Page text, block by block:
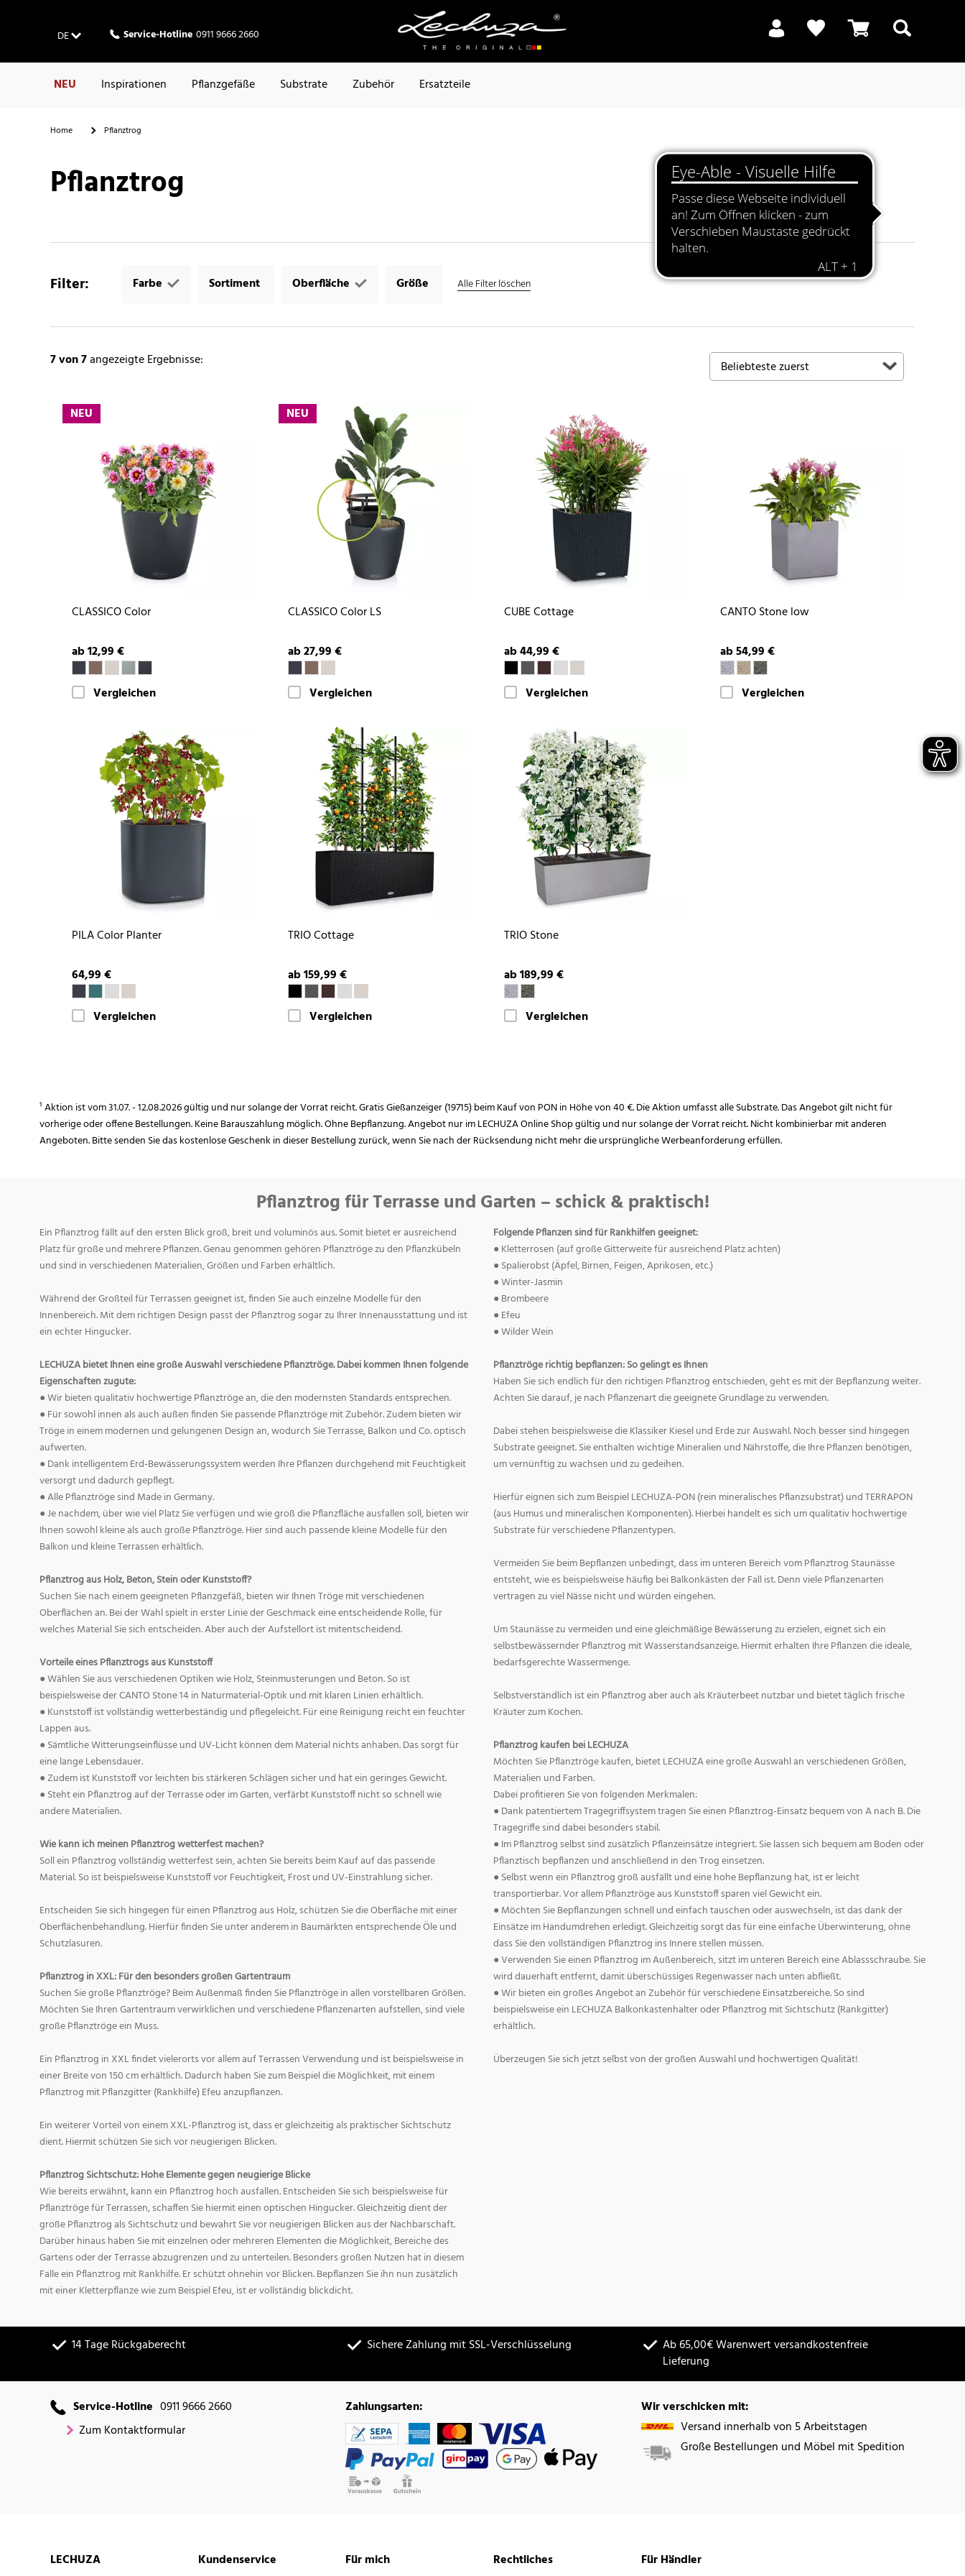
DE Service-Hotline 0911 9666 2660
NEU Inspirationen Pflanzgefäße Substrate Zubehör Ersatzteile
Suchen
Home Pflanztrog
Pflanztrog
Filter: Farbe Sortiment Oberfläche Größe Alle Filter löschen
7von 7angezeigte Ergebnisse:
NEU
CLASSICO Color
ab 12,99 €
Vergleichen
NEU
CLASSICO Color LS
ab 27,99 €
Vergleichen
CUBE Cottage
ab 44,99 €
Vergleichen
CANTO Stone low
ab 54,99 €
Vergleichen
PILA Color Planter
64,99 €
Vergleichen
TRIO Cottage
ab 159,99 €
Vergleichen
TRIO Stone
ab 189,99 €
Vergleichen
¹ Aktion ist vom 31.07. - 12.08.2026 gültig und nur solange der Vorrat reicht. Gratis Gießanzeiger (19715) beim Kauf von PON in Höhe von 40 €. Die Aktion umfasst alle Substrate. Das Angebot gilt nicht für
vorherige oder offene Bestellungen. Keine Barauszahlung möglich. Ohne Bepflanzung. Angebot nur im LECHUZA Online Shop gültig und nur solange der Vorrat reicht. Nicht kombinierbar mit anderen
Angeboten. Bitte senden Sie das kostenlose Geschenk in dieser Bestellung zurück, wenn Sie nach der Rücksendung nicht mehr die ursprüngliche Werbeanforderung erfüllen.
Pflanztrog für Terrasse und Garten – schick & praktisch!
Ein Pflanztrog fällt auf den ersten Blick groß, breit und voluminös aus. Somit bietet er ausreichend
Platz für große und mehrere Pflanzen. Genau genommen gehören Pflanztröge zu den Pflanzkübeln
und sind in verschiedenen Materialien, Größen und Farben erhältlich.
Während der Großteil für Terrassen geeignet ist, finden Sie auch einzelne Modelle für den
Innenbereich. Mit dem richtigen Design passt der Pflanztrog sogar zu Ihrer Innenausstattung und ist
ein echter Hingucker.
LECHUZA bietet Ihnen eine große Auswahl verschiedene Pflanztröge. Dabei kommen Ihnen folgende
Eigenschaften zugute:
● Wir bieten qualitativ hochwertige Pflanztröge an, die den modernsten Standards entsprechen.
● Für sowohl innen als auch außen finden Sie passende Pflanztröge mit Zubehör. Zudem bieten wir
Tröge in einem modernen und gelungenen Design an, wodurch Sie Terrasse, Balkon und Co. optisch
aufwerten.
● Dank intelligentem Erd-Bewässerungssystem werden Ihre Pflanzen durchgehend mit Feuchtigkeit
versorgt und dadurch gepflegt.
● Alle Pflanztröge sind Made in Germany.
● Je nachdem, über wie viel Platz Sie verfügen und wie groß die Pflanzfläche ausfallen soll, bieten wir
Ihnen sowohl kleine als auch große Pflanztröge. Hier sind auch passende kleine Modelle für den
Balkon und kleine Terrassen erhältlich.
Pflanztrog aus Holz, Beton, Stein oder Kunststoff?
Suchen Sie nach einem geeigneten Pflanzgefäß, bieten wir Ihnen Tröge mit verschiedenen
Oberflächen an. Bei der Wahl spielt in erster Linie der Geschmack eine entscheidende Rolle, für
welches Material Sie sich entscheiden. Aber auch der Aufstellort ist mitentscheidend.
Vorteile eines Pflanztrogs aus Kunststoff
● Wählen Sie aus verschiedenen Optiken wie Holz, Steinmusterungen und Beton. So ist
beispielsweise der CANTO Stone 14 in Naturmaterial-Optik und mit klaren Linien erhältlich.
● Kunststoff ist vollständig wetterbeständig und pflegeleicht. Für eine Reinigung reicht ein feuchter
Lappen aus.
● Sämtliche Witterungseinflüsse und UV-Licht können dem Material nichts anhaben. Das sorgt für
eine lange Lebensdauer.
● Zudem ist Kunststoff vor leichten bis stärkeren Schlägen sicher und hat ein geringes Gewicht.
● Steht ein Pflanztrog auf der Terrasse oder im Garten, verfärbt Kunststoff nicht so schnell wie
andere Materialien.
Wie kann ich meinen Pflanztrog wetterfest machen?
Soll ein Pflanztrog vollständig wetterfest sein, achten Sie bereits beim Kauf auf das passende
Material. So ist beispielsweise Kunststoff vor Feuchtigkeit, Frost und UV-Einstrahlung sicher.
Entscheiden Sie sich hingegen für einen Pflanztrog aus Holz, schützen Sie die Oberfläche mit einer
Oberflächenbehandlung. Hierfür finden Sie unter anderem in Baumärkten entsprechende Öle und
Schutzlasuren.
Pflanztrog in XXL: Für den besonders großen Gartentraum
Suchen Sie große Pflanztröge? Beim Außenmaß finden Sie Pflanztröge in allen vorstellbaren Größen.
Möchten Sie Ihren Gartentraum verwirklichen und verschiedene Pflanzenarten aufstellen, sind viele
große Pflanztröge ein Muss.
Ein Pflanztrog in XXL findet vielerorts vor allem auf Terrassen Verwendung und ist beispielsweise in
einer Breite von 150 cm erhältlich. Dadurch haben Sie zum Beispiel die Möglichkeit, mit einem
Pflanztrog mit Pflanzgitter (Rankhilfe) Efeu anzupflanzen.
Ein weiterer Vorteil von einem XXL-Pflanztrog ist, dass er gleichzeitig als praktischer Sichtschutz
dient. Hiermit schützen Sie sich vor neugierigen Blicken.
Pflanztrog Sichtschutz: Hohe Elemente gegen neugierige Blicke
Wie bereits erwähnt, kann ein Pflanztrog hoch ausfallen. Entscheiden Sie sich beispielsweise für
Pflanztröge für Terrassen, schaffen Sie hiermit einen optischen Hingucker. Gleichzeitig dient der
große Pflanztrog als Sichtschutz und bewahrt Sie vor neugierigen Blicken aus der Nachbarschaft.
Darüber hinaus haben Sie mit einzelnen oder mehreren Elementen die Möglichkeit, Bereiche des
Gartens oder der Terrasse abzugrenzen und zu unterteilen. Besonders großen Nutzen hat in diesem
Falle ein Pflanztrog mit Rankhilfe. Er schützt ohnehin vor Blicken. Bepflanzen Sie ihn nun zusätzlich
mit einer Kletterpflanze wie zum Beispiel Efeu, ist er vollständig blickdicht.
Folgende Pflanzen sind für Rankhilfen geeignet:
● Kletterrosen (auf große Gitterweite für ausreichend Platz achten)
● Spalierobst (Äpfel, Birnen, Feigen, Aprikosen, etc.)
● Winter-Jasmin
● Brombeere
● Efeu
● Wilder Wein
Pflanztröge richtig bepflanzen: So gelingt es Ihnen
Haben Sie sich endlich für den richtigen Pflanztrog entschieden, geht es mit der Bepflanzung weiter.
Achten Sie darauf, je nach Pflanzenart die geeignete Grundlage zu verwenden.
Dabei stehen beispielsweise die Klassiker Kiesel und Erde zur Auswahl. Noch besser sind hingegen
Substrate geeignet. Sie enthalten wichtige Mineralien und Nährstoffe, die Ihre Pflanzen benötigen,
um vernünftig zu wachsen und zu gedeihen.
Hierfür eignen sich zum Beispiel LECHUZA-PON (rein mineralisches Pflanzsubstrat) und TERRAPON
(aus Humus und mineralischen Komponenten). Hierbei handelt es sich um qualitativ hochwertige
Substrate für verschiedene Pflanzentypen.
Vermeiden Sie beim Bepflanzen unbedingt, dass im unteren Bereich vom Pflanztrog Staunässe
entsteht, wie es beispielsweise häufig bei Balkonkästen der Fall ist. Denn viele Pflanzenarten
vertragen zu viel Nässe nicht und würden eingehen.
Um Staunässe zu vermeiden und eine gleichmäßige Bewässerung zu erzielen, eignet sich ein
selbstbewässernder Pflanztrog mit Wasserstandsanzeige. Hiermit erhalten Ihre Pflanzen die ideale,
bedarfsgerechte Wassermenge.
Selbstverständlich ist ein Pflanztrog aber auch als Kräuterbeet nutzbar und bietet täglich frische
Kräuter zum Kochen.
Pflanztrog kaufen bei LECHUZA
Möchten Sie Pflanztröge kaufen, bietet LECHUZA eine große Auswahl an verschiedenen Größen,
Materialien und Farben.
Dabei profitieren Sie von folgenden Merkmalen:
● Dank patentiertem Tragegriffsystem tragen Sie einen Pflanztrog-Einsatz bequem von A nach B. Die
Tragegriffe sind dabei besonders stabil.
● Im Pflanztrog selbst sind zusätzlich Pflanzeinsätze integriert. Sie lassen sich bequem am Boden oder
Pflanztisch bepflanzen und anschließend in den Trog einsetzen.
● Selbst wenn ein Pflanztrog groß ausfällt und eine hohe Bepflanzung hat, ist er leicht
transportierbar. Vor allem Pflanztröge aus Kunststoff sparen viel Gewicht ein.
● Möchten Sie Bepflanzungen schnell und einfach tauschen oder auswechseln, ist das dank der
Einsätze im Handumdrehen erledigt. Gleichzeitig sorgt das für eine einfache Überwinterung, ohne
dass Sie den vollständigen Pflanztrog ins Innere stellen müssen.
● Verwenden Sie einen Pflanztrog im Außenbereich, sitzt im unteren Bereich eine Ablassschraube. Sie
wird dauerhaft entfernt, damit überschüssiges Regenwasser nach unten abfließt.
● Wir bieten ein großes Angebot an Zubehör für verschiedene Einsatzbereiche. So sind
beispielsweise ein LECHUZA Balkonkastenhalter oder Pflanztrog mit Sichtschutz (Rankgitter)
erhältlich.
Überzeugen Sie sich jetzt selbst von der großen Auswahl und hochwertigen Qualität!
14 Tage Rückgaberecht Sichere Zahlung mit SSL-Verschlüsselung
Ab 65,00€ Warenwert versandkostenfreie
Lieferung
Service-Hotline 0911 9666 2660
Zum Kontaktformular
Zahlungsarten:
Wir verschicken mit:
Versand innerhalb von 5 Arbeitstagen
Große Bestellungen und Möbel mit Spedition
LECHUZA
Kundenservice
Für mich
Rechtliches
Für Händler